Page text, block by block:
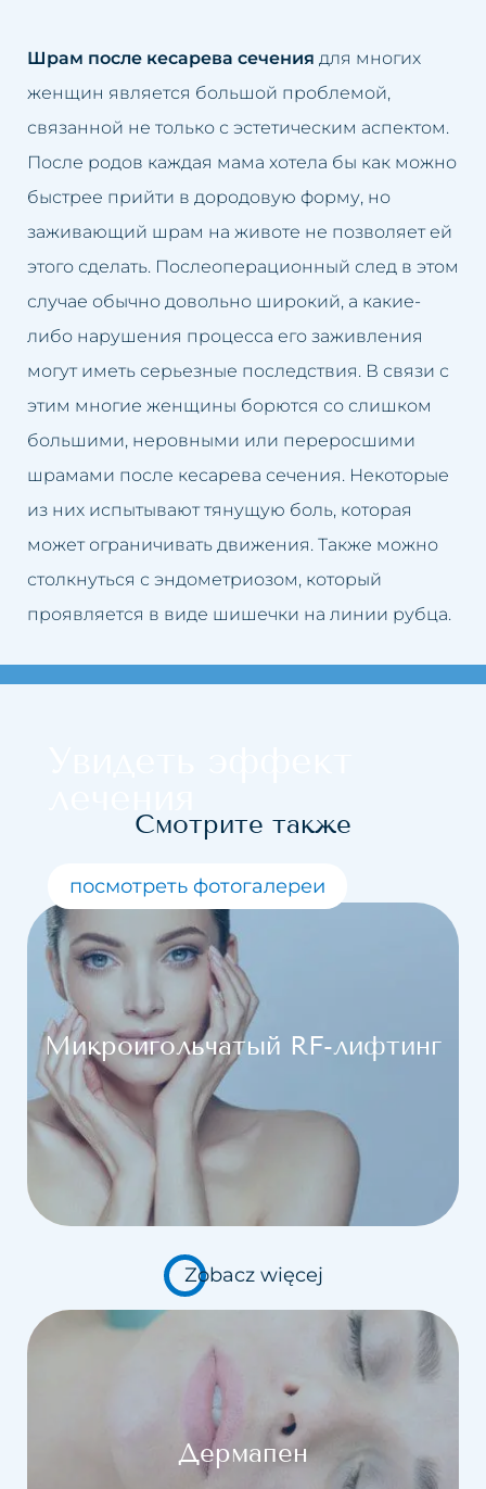
Шрам после кесарева сечения для многих
женщин является большой проблемой,
связанной не только с эстетическим аспектом.
После родов каждая мама хотела бы как можно
быстрее прийти в дородовую форму, но
заживающий шрам на животе не позволяет ей
этого сделать. Послеоперационный след в этом
случае обычно довольно широкий, а какие-
либо нарушения процесса его заживления
могут иметь серьезные последствия. В связи с
этим многие женщины борются со слишком
большими, неровными или переросшими
шрамами после кесарева сечения. Некоторые
из них испытывают тянущую боль, которая
может ограничивать движения. Также можно
столкнуться с эндометриозом, который
проявляется в виде шишечки на линии рубца.
посмотреть фотогалереи
Смотрите также
Микроигольчатый RF-лифтинг
Zobacz więcej
Дермапен